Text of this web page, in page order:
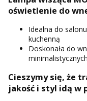
oświetlenie do
Idealna do
kuchenną
Doskonała do
Cieszymy się, że
jakość i styl idą w